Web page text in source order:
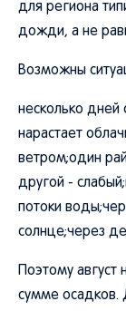
для региона
дожди, а не
Возможны
несколько дней
нарастает
ветром;один
другой -
потоки
солнце;через
Поэтому август
сумме осадков.